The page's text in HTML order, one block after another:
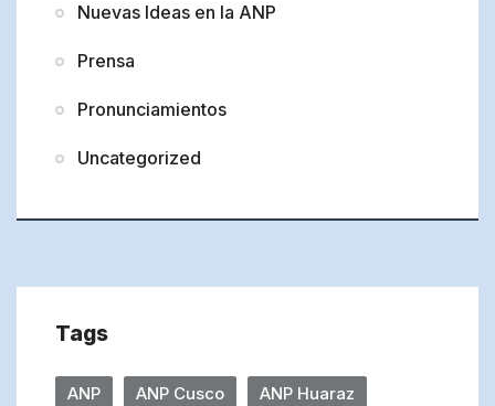
Nuevas Ideas en la ANP
Prensa
Pronunciamientos
Uncategorized
Tags
ANP ANP Cusco ANP Huaraz